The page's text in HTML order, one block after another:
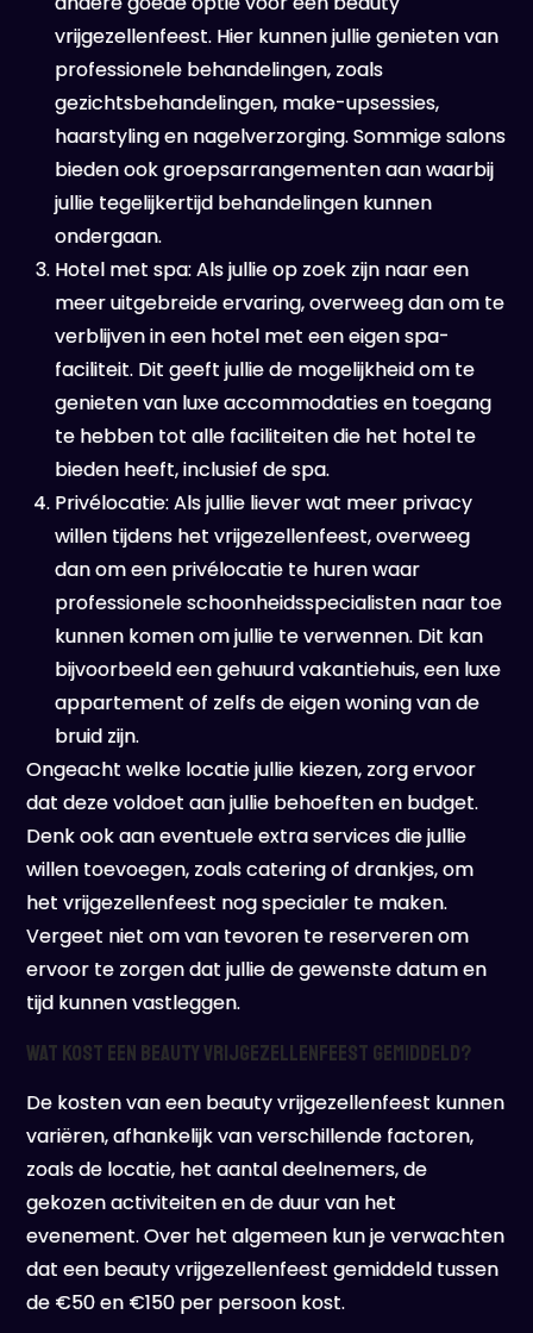
vrijgezellenfeest. Hier kunnen jullie genieten van
professionele behandelingen, zoals
gezichtsbehandelingen, make-upsessies,
haarstyling en nagelverzorging. Sommige salons
bieden ook groepsarrangementen aan waarbij
jullie tegelijkertijd behandelingen kunnen
ondergaan.
Hotel met spa: Als jullie op zoek zijn naar een
meer uitgebreide ervaring, overweeg dan om te
verblijven in een hotel met een eigen spa-
faciliteit. Dit geeft jullie de mogelijkheid om te
genieten van luxe accommodaties en toegang
te hebben tot alle faciliteiten die het hotel te
bieden heeft, inclusief de spa.
Privélocatie: Als jullie liever wat meer privacy
willen tijdens het vrijgezellenfeest, overweeg
dan om een privélocatie te huren waar
professionele schoonheidsspecialisten naar toe
kunnen komen om jullie te verwennen. Dit kan
bijvoorbeeld een gehuurd vakantiehuis, een luxe
appartement of zelfs de eigen woning van de
bruid zijn.
Ongeacht welke locatie jullie kiezen, zorg ervoor
dat deze voldoet aan jullie behoeften en budget.
Denk ook aan eventuele extra services die jullie
willen toevoegen, zoals catering of drankjes, om
het vrijgezellenfeest nog specialer te maken.
Vergeet niet om van tevoren te reserveren om
ervoor te zorgen dat jullie de gewenste datum en
tijd kunnen vastleggen.
Wat kost een beauty vrijgezellenfeest gemiddeld?
De kosten van een beauty vrijgezellenfeest kunnen
variëren, afhankelijk van verschillende factoren,
zoals de locatie, het aantal deelnemers, de
gekozen activiteiten en de duur van het
evenement. Over het algemeen kun je verwachten
dat een beauty vrijgezellenfeest gemiddeld tussen
de €50 en €150 per persoon kost.